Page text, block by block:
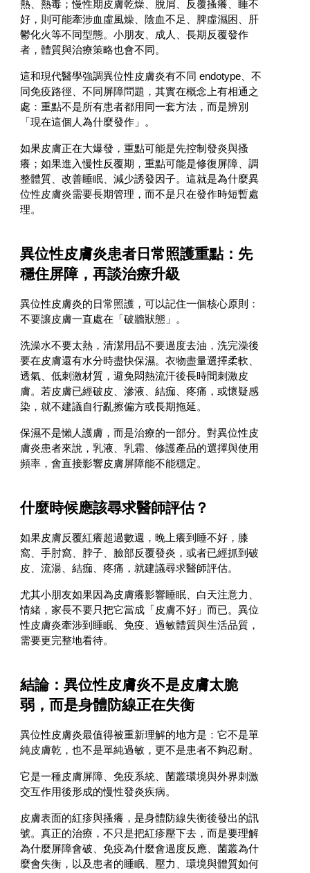
熱、熱毒；慢性期皮膚乾燥、脫屑、反覆搔癢、睡不
好，則可能牽涉血虛風燥、陰血不足、脾虛濕困、肝
鬱化火等不同型態。小朋友、成人、長期反覆發作
者，體質與治療策略也會不同。
這和現代醫學強調異位性皮膚炎有不同 endotype、不
同免疫路徑、不同屏障問題，其實在概念上有相通之
處：重點不是所有患者都用同一套方法，而是辨別
「現在這個人為什麼發作」。
如果皮膚正在大爆發，重點可能是先控制發炎與搔
癢；如果進入慢性反覆期，重點可能是修復屏障、調
整體質、改善睡眠、減少誘發因子。這就是為什麼異
位性皮膚炎需要長期管理，而不是只在發作時短暫處
理。
異位性皮膚炎患者日常照護重點：先
穩住屏障，再談治療升級
異位性皮膚炎的日常照護，可以記住一個核心原則：
不要讓皮膚一直處在「破牆狀態」。
洗澡水不要太熱，清潔用品不要過度去油，洗完澡後
要在皮膚還有水分時盡快保濕。衣物盡量選擇柔軟、
透氣、低刺激材質，避免悶熱流汗後長時間刺激皮
膚。若皮膚已經破皮、滲液、結痂、疼痛，或懷疑感
染，就不建議自行亂擦偏方或長期拖延。
保濕不是懶人護膚，而是治療的一部分。對異位性皮
膚炎患者來說，乳液、乳霜、修護產品的選擇與使用
頻率，會直接影響皮膚屏障能不能穩定。
什麼時候應該尋求醫師評估？
如果皮膚反覆紅癢超過數週，晚上癢到睡不好，膝
窩、手肘窩、脖子、臉部反覆發炎，或者已經抓到破
皮、流湯、結痂、疼痛，就建議尋求醫師評估。
尤其小朋友如果因為皮膚癢影響睡眠、白天注意力、
情緒，家長不要只把它當成「皮膚不好」而已。異位
性皮膚炎牽涉到睡眠、免疫、過敏體質與生活品質，
需要更完整地看待。
結論：異位性皮膚炎不是皮膚太脆
弱，而是身體防線正在失衡
異位性皮膚炎最值得被重新理解的地方是：它不是單
純皮膚乾，也不是單純過敏，更不是患者不夠忍耐。
它是一種皮膚屏障、免疫系統、菌叢環境與外界刺激
交互作用後形成的慢性發炎疾病。
皮膚表面的紅疹與搔癢，是身體防線失衡後發出的訊
號。真正的治療，不只是把紅疹壓下去，而是要理解
為什麼屏障會破、免疫為什麼會過度反應、菌叢為什
麼會失衡，以及患者的睡眠、壓力、環境與體質如何